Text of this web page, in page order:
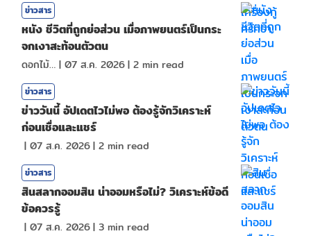
ข่าวสาร
หนัง ชีวิตที่ถูกย่อส่วน เมื่อภาพยนตร์เป็นกระ
จกเงาสะท้อนตัวตน
ดอกไม้กับสายน้ำ | 07 ส.ค. 2026| 2 min read
ข่าวสาร
ข่าววันนี้ อัปเดตไวไม่พอ ต้องรู้จักวิเคราะห์
ก่อนเชื่อและแชร์
| 07 ส.ค. 2026| 2 min read
ข่าวสาร
สินสลากออมสิน น่าออมหรือไม่? วิเคราะห์ข้อดี
ข้อควรรู้
| 07 ส.ค. 2026| 3 min read